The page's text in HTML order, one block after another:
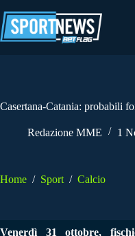
al
contenuto
Casertana-Catania: probabili
Redazione MME 1
Home / Sport / Calcio
Venerdì 31 ottobre,